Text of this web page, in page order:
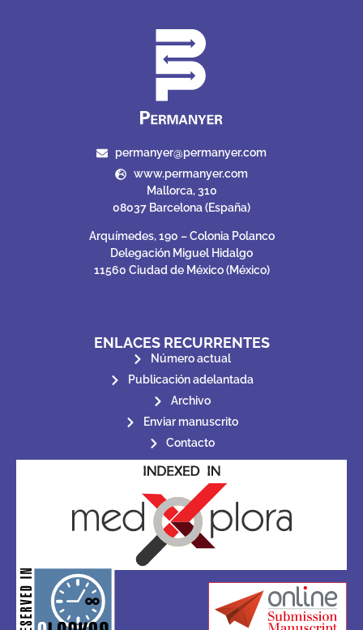
permanyer@permanyer.com
www.permanyer.com
Mallorca, 310
08037 Barcelona (España)
Arquímedes, 190 – Colonia Polanco
Delegación Miguel Hidalgo
11560 Ciudad de México (México)
ENLACES RECURRENTES
Número actual
Publicación adelantada
Archivo
Enviar manuscrito
Contacto
ensures the long-term survival
of web-based scholary
publications, governed by and
for its stakeholders.